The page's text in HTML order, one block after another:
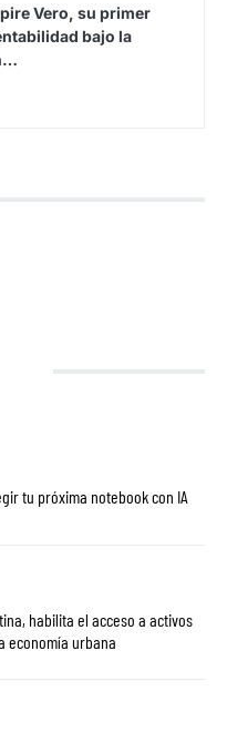
Vero, su primer
bajo la
tu próxima notebook con IA
economía urbana